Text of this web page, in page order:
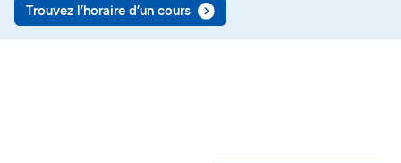
Trouvez l’horaire d’un cours